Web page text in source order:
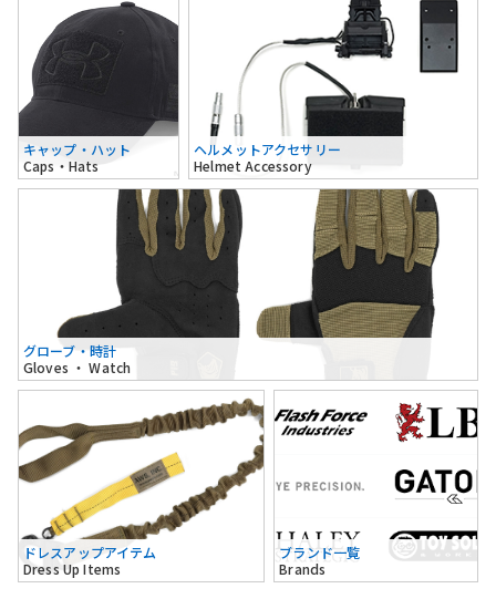
キャップ・ハット
Caps・Hats
ヘルメットアクセサリー
Helmet Accessory
グローブ・時計
Gloves ・ Watch
ドレスアップアイテム
Dress Up Items
ブランド一覧
Brands